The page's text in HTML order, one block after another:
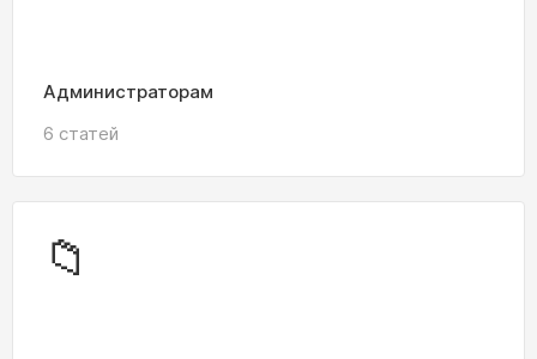
Администраторам
6 статей
📁